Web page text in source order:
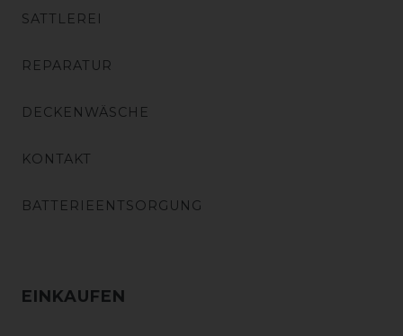
SATTLEREI
REPARATUR
DECKENWÄSCHE
KONTAKT
BATTERIEENTSORGUNG
EINKAUFEN